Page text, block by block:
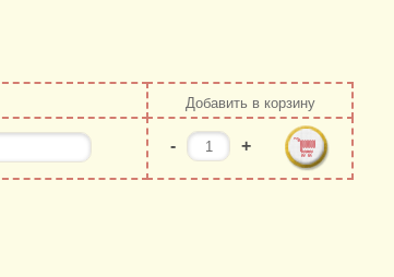
Добавить в корзину
- +